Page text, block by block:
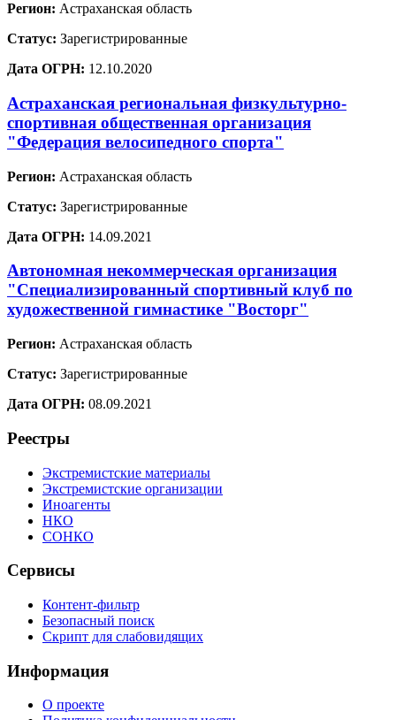
Регион: Астраханская область
Статус: Зарегистрированные
Дата ОГРН: 12.10.2020
Астраханская региональная физкультурно-
спортивная общественная организация
"Федерация велосипедного спорта"
Регион: Астраханская область
Статус: Зарегистрированные
Дата ОГРН: 14.09.2021
Автономная некоммерческая организация
"Специализированный спортивный клуб по
художественной гимнастике "Восторг"
Регион: Астраханская область
Статус: Зарегистрированные
Дата ОГРН: 08.09.2021
Реестры
Экстремистские материалы
Экстремистские организации
Иноагенты
НКО
СОНКО
Сервисы
Контент-фильтр
Безопасный поиск
Скрипт для слабовидящих
Информация
О проекте